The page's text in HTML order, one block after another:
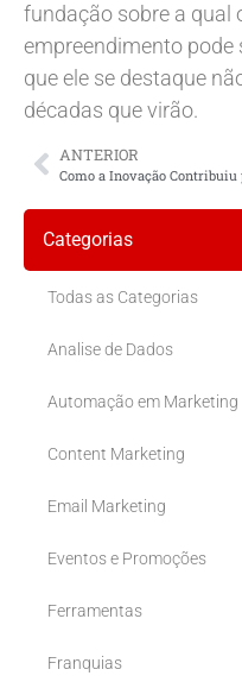
fundação sobre a qual
empreendimento
que ele se destaque
décadas que virão.
ANTERIOR
Categorias
Todas as Categorias
Analise de Dados
Automação em Marketing
Content Marketing
Email Marketing
Eventos e Promoções
Ferramentas
Franquias